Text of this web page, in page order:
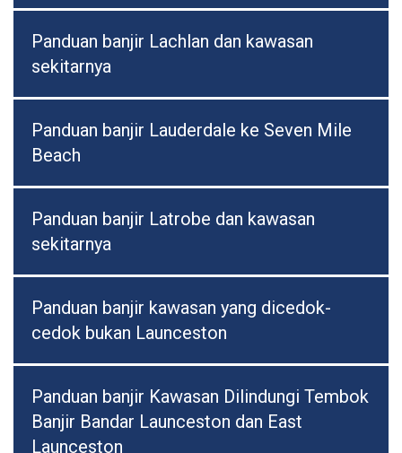
Panduan banjir Lachlan dan kawasan
sekitarnya
Panduan banjir Lauderdale ke Seven Mile
Beach
Panduan banjir Latrobe dan kawasan
sekitarnya
Panduan banjir kawasan yang dicedok-
cedok bukan Launceston
Panduan banjir Kawasan Dilindungi Tembok
Banjir Bandar Launceston dan East
Launceston